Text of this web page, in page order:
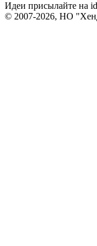
Идеи присылайте на
© 2007-2026, НО